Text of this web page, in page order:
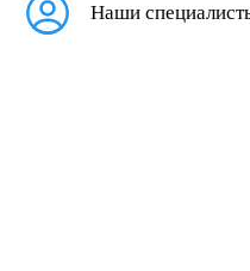
Наши